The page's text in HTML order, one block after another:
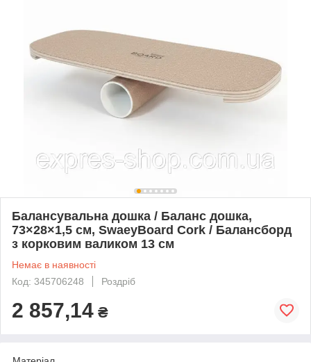
Балансувальна дошка / Баланс дошка,
73×28×1,5 см, SwaeyBoard Cork / Балансборд
з корковим валиком 13 см
Немає в наявності
Код: 345706248
Роздріб
2 857,14 ₴